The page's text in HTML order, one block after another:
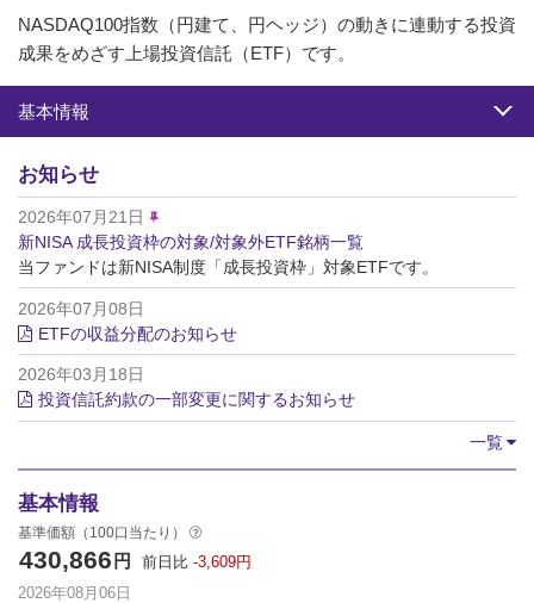
NASDAQ100指数（円建て、円ヘッジ）の動きに連動する投資
成果をめざす上場投資信託（ETF）です。
基本情報
お知らせ
2026年07月21日
新NISA 成長投資枠の対象/対象外ETF銘柄一覧
当ファンドは新NISA制度「成長投資枠」対象ETFです。
2026年07月08日
ETFの収益分配のお知らせ
2026年03月18日
投資信託約款の一部変更に関するお知らせ
一覧
基本情報
基準価額（100口当たり）
430,866 円 前日比 -3,609円
2026年08月06日